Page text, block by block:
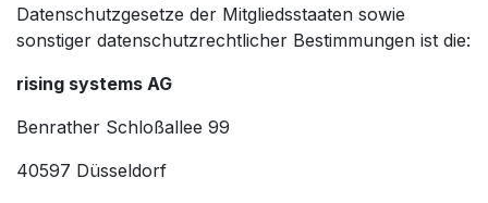
Datenschutzgesetze der Mitgliedsstaaten sowie
sonstiger datenschutzrechtlicher Bestimmungen ist die:
rising systems AG
Benrather Schloßallee 99
40597 Düsseldorf